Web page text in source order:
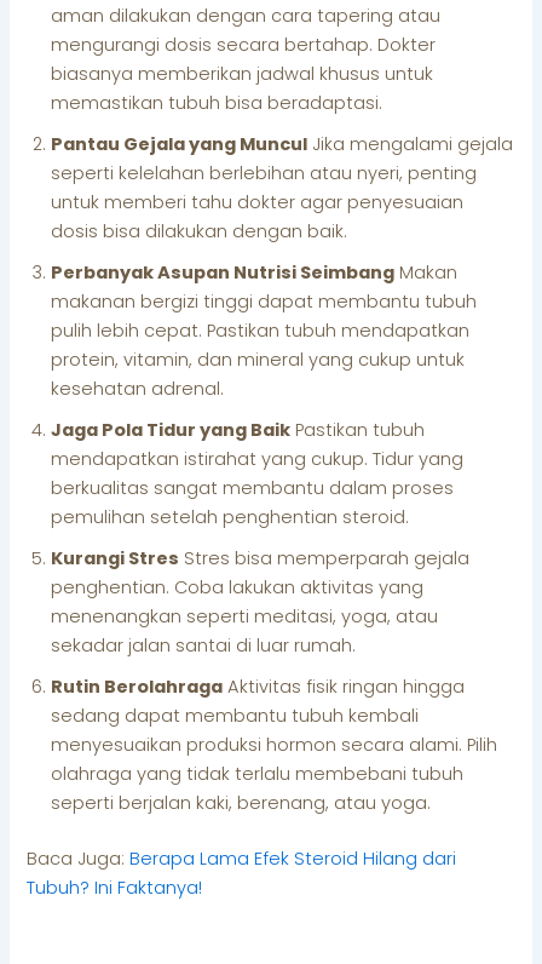
aman dilakukan dengan cara tapering atau
mengurangi dosis secara bertahap. Dokter
biasanya memberikan jadwal khusus untuk
memastikan tubuh bisa beradaptasi.
Pantau Gejala yang Muncul Jika mengalami gejala
seperti kelelahan berlebihan atau nyeri, penting
untuk memberi tahu dokter agar penyesuaian
dosis bisa dilakukan dengan baik.
Perbanyak Asupan Nutrisi Seimbang Makan
makanan bergizi tinggi dapat membantu tubuh
pulih lebih cepat. Pastikan tubuh mendapatkan
protein, vitamin, dan mineral yang cukup untuk
kesehatan adrenal.
Jaga Pola Tidur yang Baik Pastikan tubuh
mendapatkan istirahat yang cukup. Tidur yang
berkualitas sangat membantu dalam proses
pemulihan setelah penghentian steroid.
Kurangi Stres Stres bisa memperparah gejala
penghentian. Coba lakukan aktivitas yang
menenangkan seperti meditasi, yoga, atau
sekadar jalan santai di luar rumah.
Rutin Berolahraga Aktivitas fisik ringan hingga
sedang dapat membantu tubuh kembali
menyesuaikan produksi hormon secara alami. Pilih
olahraga yang tidak terlalu membebani tubuh
seperti berjalan kaki, berenang, atau yoga.
Baca Juga:Berapa Lama Efek Steroid Hilang dari
Tubuh? Ini Faktanya!